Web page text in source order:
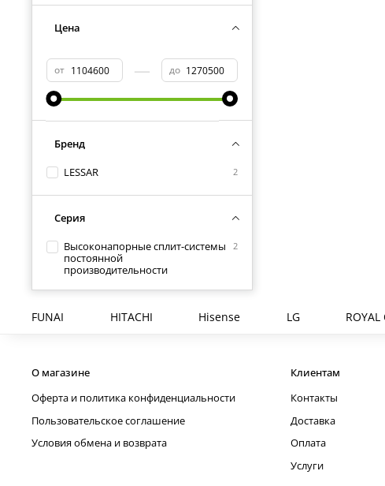
Цена
от — до
Бренд
LESSAR 2
Серия
Высоконапорные сплит-системы
постоянной
производительности
2
FUNAI HITACHI Hisense LG ROYAL
О магазине
Оферта и политика конфиденциальности
Пользовательское соглашение
Условия обмена и возврата
Клиентам
Контакты
Доставка
Оплата
Услуги